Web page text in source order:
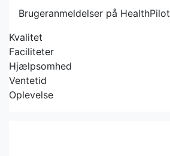
Brugeranmeldelser på HealthPilot
Kvalitet
Faciliteter
Hjælpsomhed
Ventetid
Oplevelse